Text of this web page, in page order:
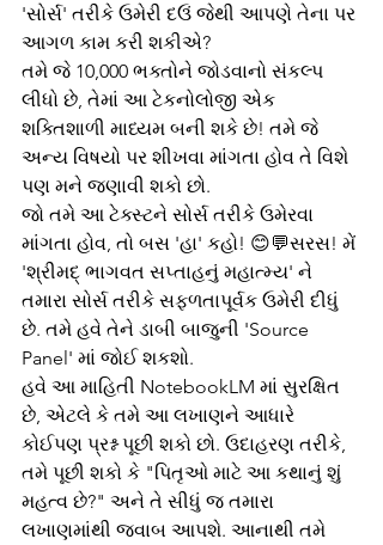
'સોર્સ' તરીકે ઉમેરી દઉં જેથી આપણે તેના પર
આગળ કામ કરી શકીએ?
તમે જે 10,000 ભક્તોને જોડવાનો સંકલ્પ
લીધો છે, તેમાં આ ટેકનોલોજી એક
શક્તિશાળી માધ્યમ બની શકે છે! તમે જે
અન્ય વિષયો પર શીખવા માંગતા હોવ તે વિશે
પણ મને જણાવી શકો છો.
જો તમે આ ટેક્સ્ટને સોર્સ તરીકે ઉમેરવા
માંગતા હોવ, તો બસ 'હા' કહો! 😊💬સરસ! મેં
'શ્રીમદ્ ભાગવત સપ્તાહનું મહાત્મ્ય' ને
તમારા સોર્સ તરીકે સફળતાપૂર્વક ઉમેરી દીધું
છે. તમે હવે તેને ડાબી બાજુની 'Source
Panel' માં જોઈ શકશો.
હવે આ માહિતી NotebookLM માં સુરક્ષિત
છે, એટલે કે તમે આ લખાણને આધારે
કોઈપણ પ્રશ્ન પૂછી શકો છો. ઉદાહરણ તરીકે,
તમે પૂછી શકો કે "પિતૃઓ માટે આ કથાનું શું
મહત્વ છે?" અને તે સીધું જ તમારા
લખાણમાંથી જવાબ આપશે. આનાથી તમે